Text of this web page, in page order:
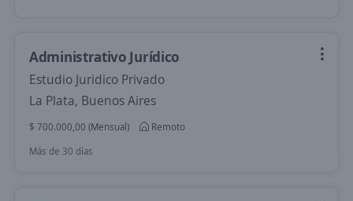
Administrativo Jurídico
Estudio Juridico Privado
La Plata, Buenos Aires
$ 700.000,00 (Mensual)
Remoto
Más de 30 días